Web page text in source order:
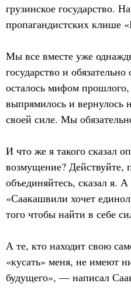
грузинское государство.
пропагандистских клише
Мы все вместе уже
государство и
осталось мифом прошлого,
выпрямилось и вернулось
своей силе. Мы
И что же я такого сказал
возмущение? Действуйте,
объединяйтесь, сказал я.
«Саакашвили хочет
того чтобы найти в себе
А те, кто находит свою
«кусать» меня, не имеют
будущего», — написал